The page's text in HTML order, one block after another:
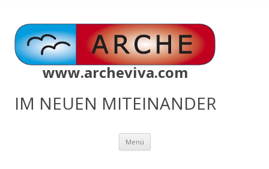
www.archeviva.com
IM NEUEN MITEINANDER
Menü Zum
springen